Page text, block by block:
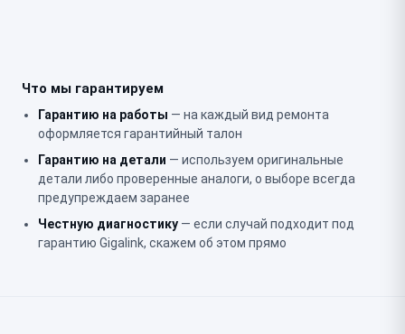
Что мы гарантируем
Гарантию на работы — на каждый вид ремонта
оформляется гарантийный талон
Гарантию на детали — используем оригинальные
детали либо проверенные аналоги, о выборе всегда
предупреждаем заранее
Честную диагностику — если случай подходит под
гарантию Gigalink, скажем об этом прямо